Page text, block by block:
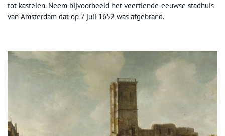
tot kastelen. Neem bijvoorbeeld het veertiende-eeuwse stadhuis
van Amsterdam dat op 7 juli 1652 was afgebrand.